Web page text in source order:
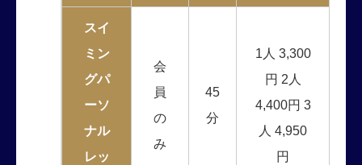
スイ
ミン
グパ
ーソ
ナル
レッ
会
員
の
み
45
分
1人 3,300
円 2人
4,400円 3
人 4,950
円